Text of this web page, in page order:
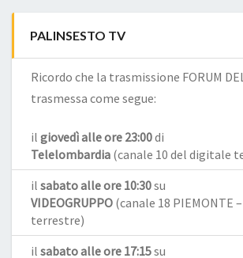
PALINSESTO TV
Ricordo che la trasmissione FORUM
trasmessa come segue:
il giovedì alle ore 23:00di
Telelombardia (canale 10 del digitale
il sabato alle ore 10:30su
VIDEOGRUPPO (canale 18 PIEMONTE
terrestre)
il sabato alle ore 17:15su